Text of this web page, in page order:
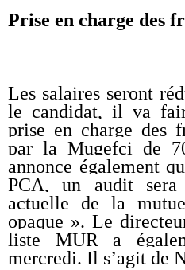
Prise en charge des
Les salaires seront
le candidat, il va
prise en charge des
par la Mugefci de
annonce également
PCA, un audit
actuelle de la
opaque ». Le
liste MUR a
mercredi. Il s’agit de